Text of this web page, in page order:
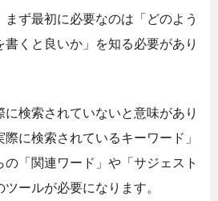
まず最初に必要なのは「どのよう
くと良いか」を知る必要があり
検索されていないと意味があり
に検索されているキーワード」
の「関連ワード」や「サジェスト
ールが必要になります。